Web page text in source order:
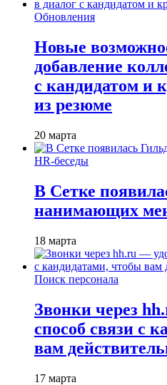
Обновления
Новые
добавление
с кандидатом и
из резюме
20 марта
HR-беседы
В Сетке
нанимающих
18 марта
Поиск персонала
Звонки через
способ связи с
вам
17 марта